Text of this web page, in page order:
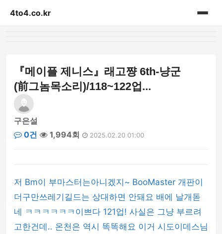
4to4.co.kr
『메이플 제니스』래고쨩 6th-냥군
(前그놈목소리)/118~122업...
구은설
0건
1,994회 2025.02.20 01:00
저 Bm이 부마스터는아니겠지~ BooMaster 개판이
더구만쓰레기길드는 상대하면 안돼요 배에 날개돋
네 ㅋㅋㅋㅋㅋㅋ이쁘다 121업! 사실은 그냥 부르려
고한건데.. 온천은 역시 똑똑해요 이거 시도이데스님